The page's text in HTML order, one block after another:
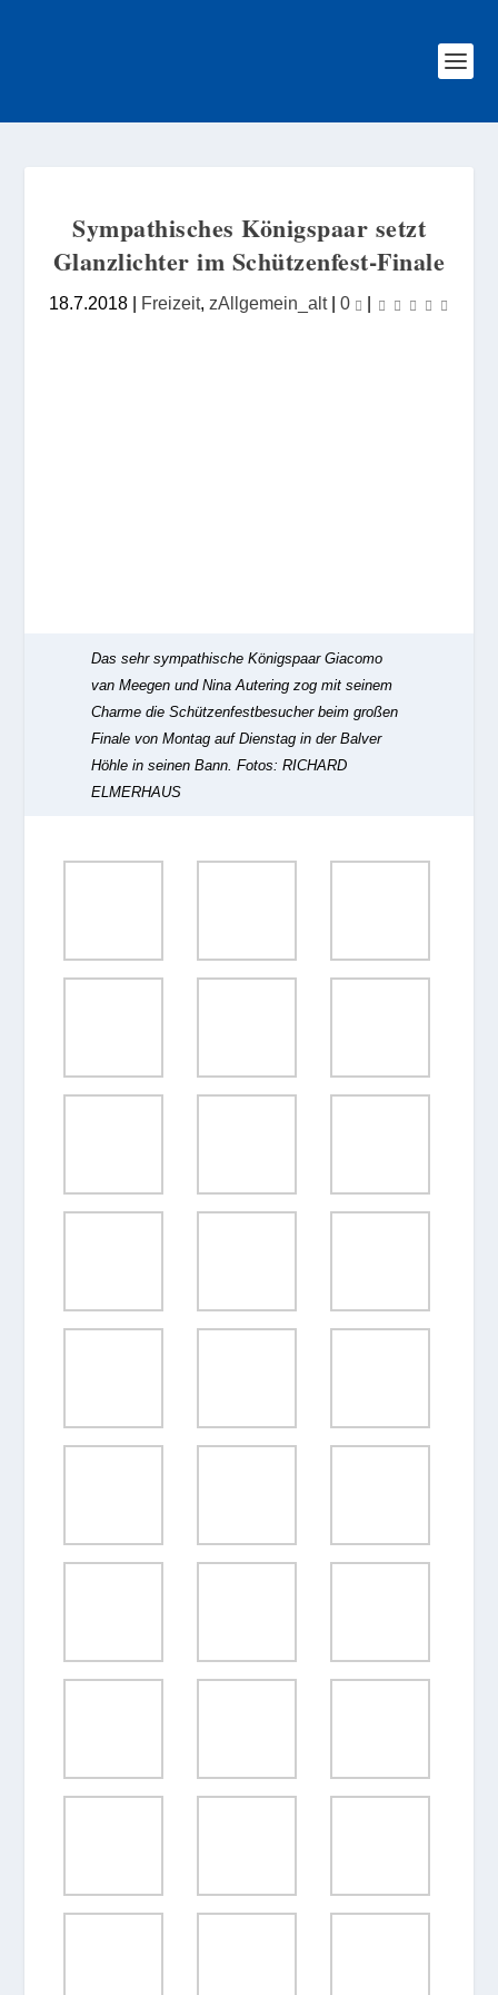
Sympathisches Königspaar setzt
Glanzlichter im Schützenfest-Finale
18.7.2018 | Freizeit, zAllgemein_alt| 0 |
Das sehr sympathische Königspaar Giacomo
van Meegen und Nina Autering zog mit seinem
Charme die Schützenfestbesucher beim großen
Finale von Montag auf Dienstag in der Balver
Höhle in seinen Bann. Fotos: RICHARD
ELMERHAUS